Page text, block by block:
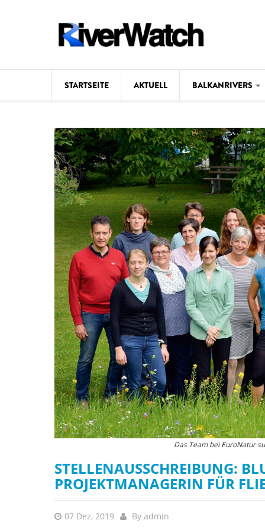
STARTSEITE AKTUELL BALKANRIVERS
Karte
Studien
Fotos
Videos
Aktuell
Das Team bei EuroNatur
STELLENAUSSCHREIBUNG:
PROJEKTMANAGERIN FÜR
07 Dez, 2019 By admin